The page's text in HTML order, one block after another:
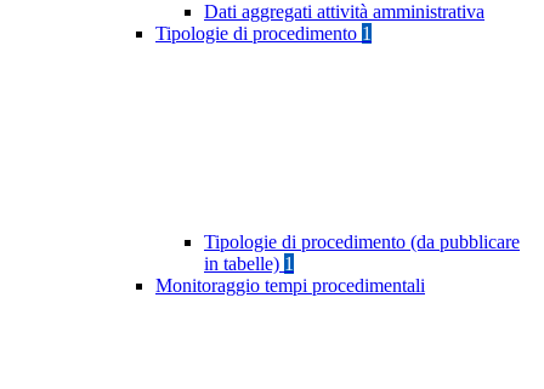
Dati aggregati attività amministrativa
Tipologie di procedimento 1
Tipologie di procedimento (da pubblicare
in tabelle) 1
Monitoraggio tempi procedimentali